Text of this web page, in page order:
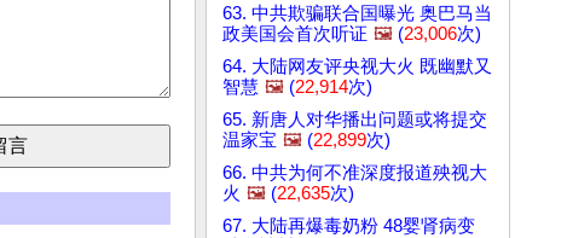
63. 中共欺骗联合国曝光 奥巴马当
政美国会首次听证 🖼️ (23,006次)
64. 大陆网友评央视大火 既幽默又
智慧 🖼️ (22,914次)
65. 新唐人对华播出问题或将提交
温家宝 🖼️ (22,899次)
66. 中共为何不准深度报道殃视大
火 🖼️ (22,635次)
67. 大陆再爆毒奶粉 48婴肾病变